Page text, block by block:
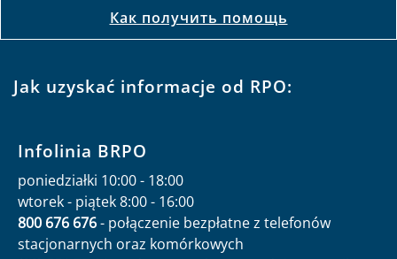
Как получить помощь
Jak uzyskać informacje od RPO:
Infolinia BRPO
poniedziałki 10:00 - 18:00
wtorek - piątek 8:00 - 16:00
800 676 676- połączenie bezpłatne z telefonów
stacjonarnych oraz komórkowych